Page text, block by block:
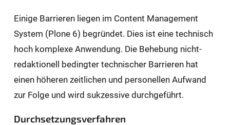
Einige Barrieren liegen im Content Management
System (Plone 6) begründet. Dies ist eine technisch
hoch komplexe Anwendung. Die Behebung nicht-
redaktionell bedingter technischer Barrieren hat
einen höheren zeitlichen und personellen Aufwand
zur Folge und wird sukzessive durchgeführt.
Durchsetzungsverfahren